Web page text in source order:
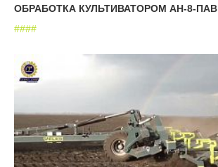
ОБРАБОТКА КУЛЬТИВАТОРОМ АН-8-ПАВ
####